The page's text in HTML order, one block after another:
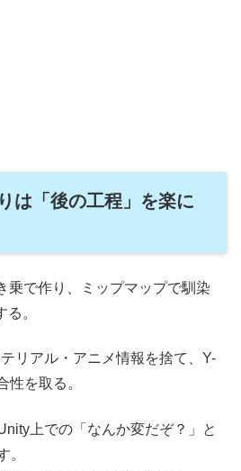
は「後の工程」を楽に
乗で作り、ミップマップで馴染
。
リアル・アニメ情報を捨て、Y-
性を取る。
上での「なんか変だぞ？」と
。